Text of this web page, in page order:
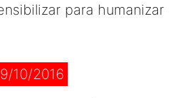
para humanizar
10/2016